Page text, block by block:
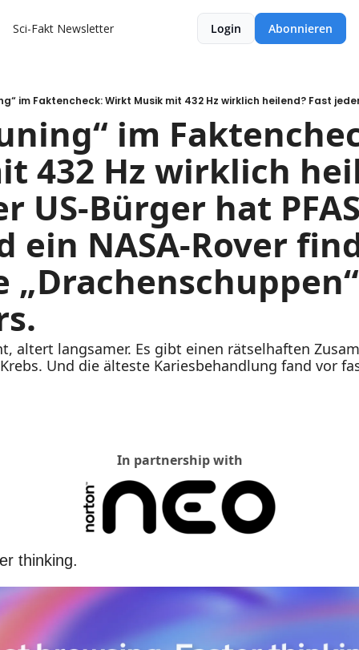
Sci-Fakt Newsletter Login Abonnieren
im
432 Hz wirklich
US-Bürger hat
ein NASA-Rover
altert langsamer. Es gibt einen rätselhaften
Und die älteste Kariesbehandlung fand vor
In partnership with
thinking.